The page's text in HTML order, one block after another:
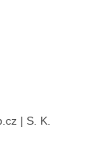
| S. K.